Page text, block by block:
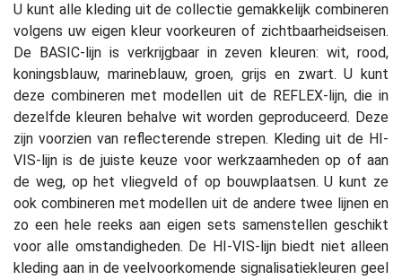
U kunt alle kleding uit de collectie gemakkelijk combineren
volgens uw eigen kleur voorkeuren of zichtbaarheidseisen.
De BASIC-lijn is verkrijgbaar in zeven kleuren: wit, rood,
koningsblauw, marineblauw, groen, grijs en zwart. U kunt
deze combineren met modellen uit de REFLEX-lijn, die in
dezelfde kleuren behalve wit worden geproduceerd. Deze
zijn voorzien van reflecterende strepen. Kleding uit de HI-
VIS-lijn is de juiste keuze voor werkzaamheden op of aan
de weg, op het vliegveld of op bouwplaatsen. U kunt ze
ook combineren met modellen uit de andere twee lijnen en
zo een hele reeks aan eigen sets samenstellen geschikt
voor alle omstandigheden. De HI-VIS-lijn biedt niet alleen
kleding aan in de veelvoorkomende signalisatiekleuren geel